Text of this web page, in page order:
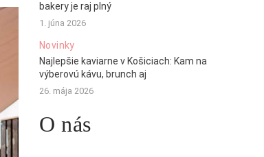
bakery je raj plný
1. júna 2026
Novinky
Najlepšie kaviarne v Košiciach: Kam na
výberovú kávu, brunch aj
26. mája 2026
O nás